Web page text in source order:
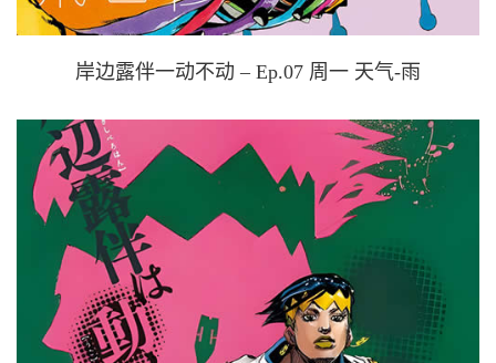
岸边露伴一动不动 – Ep.07 周一 天气-雨